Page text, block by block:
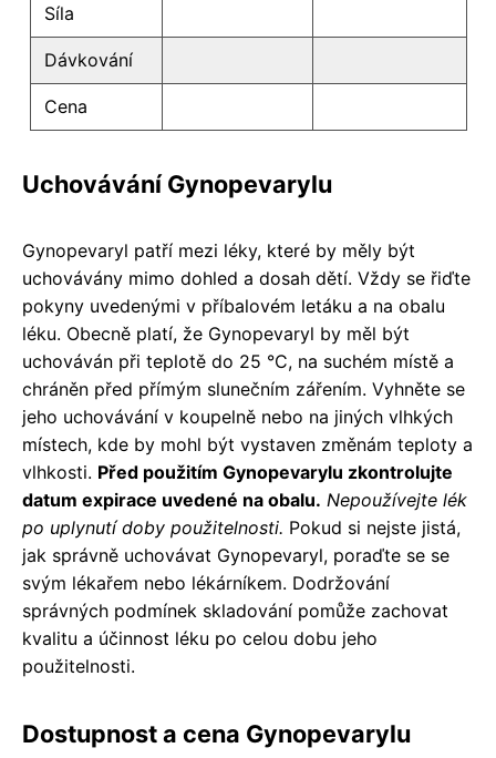
Síla
Dávkování
Cena
Uchovávání Gynopevarylu
Gynopevaryl patří mezi léky, které by měly být
uchovávány mimo dohled a dosah dětí. Vždy se řiďte
pokyny uvedenými v příbalovém letáku a na obalu
léku. Obecně platí, že Gynopevaryl by měl být
uchováván při teplotě do 25 °C, na suchém místě a
chráněn před přímým slunečním zářením. Vyhněte se
jeho uchovávání v koupelně nebo na jiných vlhkých
místech, kde by mohl být vystaven změnám teploty a
vlhkosti. Před použitím Gynopevarylu zkontrolujte
datum expirace uvedené na obalu. Nepoužívejte lék
po uplynutí doby použitelnosti. Pokud si nejste jistá,
jak správně uchovávat Gynopevaryl, poraďte se se
svým lékařem nebo lékárníkem. Dodržování
správných podmínek skladování pomůže zachovat
kvalitu a účinnost léku po celou dobu jeho
použitelnosti.
Dostupnost a cena Gynopevarylu